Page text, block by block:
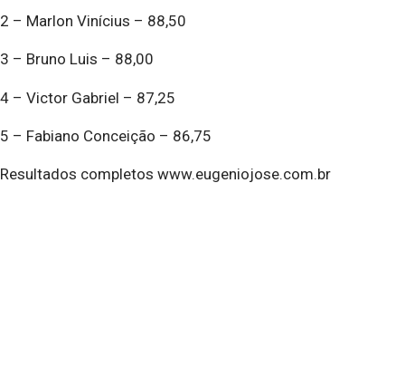
2 – Marlon Vinícius – 88,50
3 – Bruno Luis – 88,00
4 – Victor Gabriel – 87,25
5 – Fabiano Conceição – 86,75
Resultados completos www.eugeniojose.com.br